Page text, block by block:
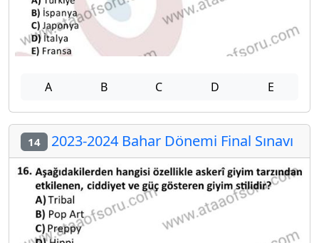
A B C D E
14 2023-2024 Bahar Dönemi Final Sınavı